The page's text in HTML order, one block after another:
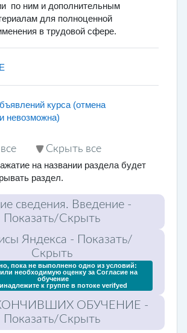
по ним и дополнительным
для полноценной
в трудовой сфере.
курса (отмена
невозможна)
Скрыть все
на названии раздела будет
раздел.
сведения. Введение-
Показать/Скрыть
Яндекса - Показать/
Скрыть
пока не выполнено одно из условий:
необходимую оценку заСогласие на
обучение
к группе в потоке verifyed
ОБУЧЕНИЕ -
Показать/Скрыть